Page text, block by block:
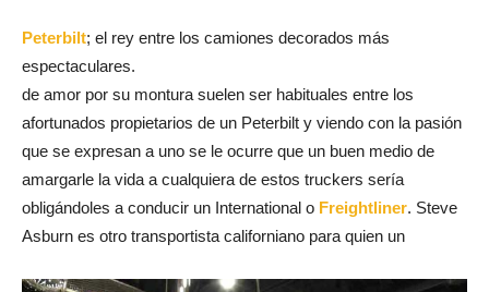
Peterbilt; el rey entre los camiones decorados más
espectaculares.
de amor por su montura suelen ser habituales entre los
afortunados propietarios de un Peterbilt y viendo con la pasión
que se expresan a uno se le ocurre que un buen medio de
amargarle la vida a cualquiera de estos truckers sería
obligándoles a conducir un International o Freightliner. Steve
Asburn es otro transportista californiano para quien un